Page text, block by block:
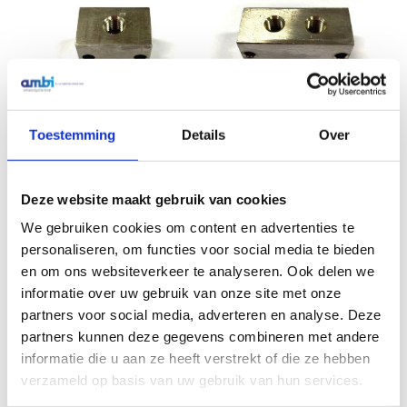
Toestemming Details Over
Deze website maakt gebruik van cookies
We gebruiken cookies om content en advertenties te
personaliseren, om functies voor social media te bieden
en om ons websiteverkeer te analyseren. Ook delen we
informatie over uw gebruik van onze site met onze
partners voor social media, adverteren en analyse. Deze
partners kunnen deze gegevens combineren met andere
informatie die u aan ze heeft verstrekt of die ze hebben
verzameld op basis van uw gebruik van hun services.
RVS 316 1×1
Smeernippelblok 1/8 BSP
€23,67 Excl. btw
In winkelwagen
RVS 316 2×2
2x Bev.gat.
Excl. btw
In winkelwagen
Veelgestelde vragen
Waarom kiezen voor Ambi